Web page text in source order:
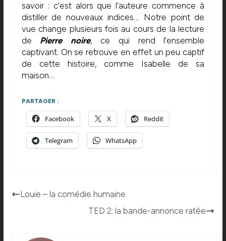
savoir : c’est alors que l’auteure commence à
distiller de nouveaux indices… Notre point de
vue change plusieurs fois au cours de la lecture
de Pierre noire, ce qui rend l’ensemble
captivant. On se retrouve en effet un peu captif
de cette histoire, comme Isabelle de sa
maison…
PARTAGER :
Facebook X Reddit
Telegram WhatsApp
Louie – la comédie humaine
TED 2: la bande-annonce ratée